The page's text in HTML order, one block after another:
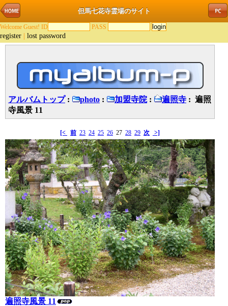
但馬七花寺霊場のサイト
Welcome Guest! ID PASS
register lost password
アルバムトップ: photo : 加盟寺院: 遍照寺 : 遍照
寺風景 11
[< 前 23 24 25 26 27 28 29 次 >]
遍照寺風景 11